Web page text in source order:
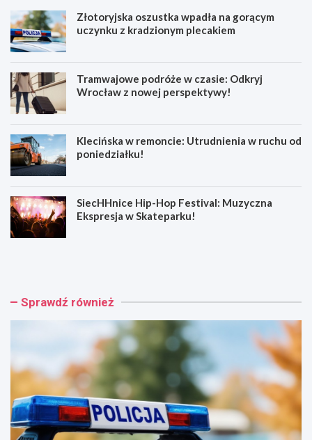
Złotoryjska oszustka wpadła na gorącym
uczynku z kradzionym plecakiem
Tramwajowe podróże w czasie: Odkryj
Wrocław z nowej perspektywy!
Klecińska w remoncie: Utrudnienia w ruchu od
poniedziałku!
SiecHHnice Hip-Hop Festival: Muzyczna
Ekspresja w Skateparku!
Z
r
a
z
u
T
a
p
r
ó
Sprawdź również